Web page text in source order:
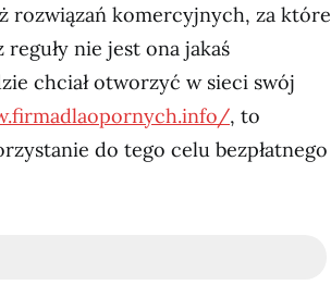
rozwiązań komercyjnych, za które
nie jest ona jakaś
chciał otworzyć w sieci swój
, to
do tego celu bezpłatnego